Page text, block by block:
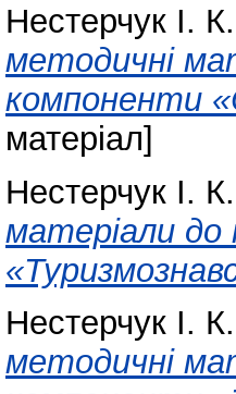
Нестерчук І. К.
методичні
компоненти
матеріал]
Нестерчук І. К.
матеріали до
Нестерчук І. К.
методичні